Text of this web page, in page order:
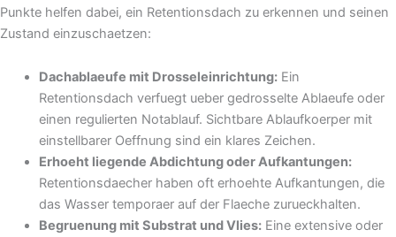
Punkte helfen dabei, ein Retentionsdach zu erkennen und seinen
Zustand einzuschaetzen:
Dachablaeufe mit Drosseleinrichtung:Ein
Retentionsdach verfuegt ueber gedrosselte Ablaeufe oder
einen regulierten Notablauf. Sichtbare Ablaufkoerper mit
einstellbarer Oeffnung sind ein klares Zeichen.
Erhoeht liegende Abdichtung oder Aufkantungen:
Retentionsdaecher haben oft erhoehte Aufkantungen, die
das Wasser temporaer auf der Flaeche zurueckhalten.
Begruenung mit Substrat und Vlies:Eine extensive oder